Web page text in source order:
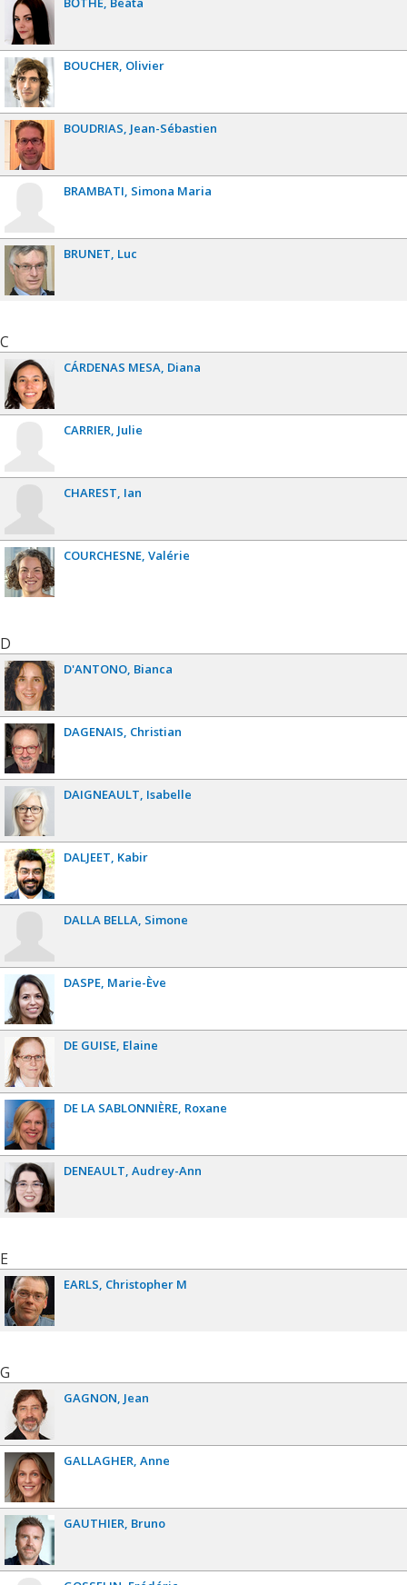
BOUCHER Olivier
BOUDRIAS Jean-Sébastien
BRAMBATI Simona Maria
BRUNET Luc
C
CÁRDENAS MESA Diana
CARRIER Julie
CHAREST Ian
COURCHESNE Valérie
D
D'ANTONO Bianca
DAGENAIS Christian
DAIGNEAULT Isabelle
DALJEET Kabir
DALLA BELLA Simone
DASPE Marie-Ève
DE GUISE Elaine
DE LA SABLONNIÈRE Roxane
DENEAULT Audrey-Ann
E
EARLS Christopher M
G
GAGNON Jean
GALLAGHER Anne
GAUTHIER Bruno